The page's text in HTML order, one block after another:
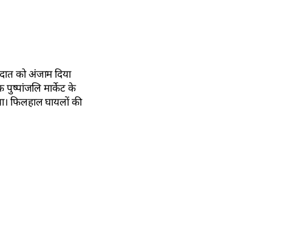
को अंजाम दिया
पुष्पांजलि मार्केट के
फिलहाल घायलों की